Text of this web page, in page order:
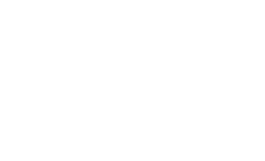
С 1957 года она носит имя Михаила Ивановича